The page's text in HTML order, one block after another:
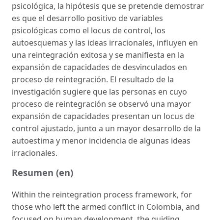
psicológica, la hipótesis que se pretende demostrar
es que el desarrollo positivo de variables
psicológicas como el locus de control, los
autoesquemas y las ideas irracionales, influyen en
una reintegración exitosa y se manifiesta en la
expansión de capacidades de desvinculados en
proceso de reintegración. El resultado de la
investigación sugiere que las personas en cuyo
proceso de reintegración se observó una mayor
expansión de capacidades presentan un locus de
control ajustado, junto a un mayor desarrollo de la
autoestima y menor incidencia de algunas ideas
irracionales.
Resumen (en)
Within the reintegration process framework, for
those who left the armed conflict in Colombia, and